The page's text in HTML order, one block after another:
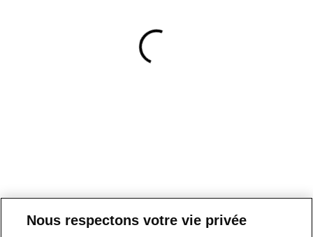
Nous respectons votre vie privée